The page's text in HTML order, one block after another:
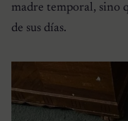
madre temporal, sino
de sus días.